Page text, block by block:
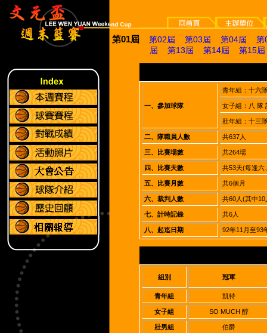
第01屆 第02屆 第03屆 第04屆
第
屆
第13屆 第14屆 第15屆
一、參加球隊
青年組：十六
女子組：八 隊
壯年組：十三
二、隊職員人數 共637人
三、比賽場數 共264場
四、比賽天數 共53天(每逢六
五、比賽月數 共6個月
六、裁判人數 共60人(其中
七、計時記錄 共6人
八、起迄日期 92年11月至93
組別 冠軍
青年組 凱特
女子組 SO MUCH 醇
壯男組 伯爵